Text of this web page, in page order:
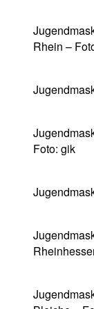
Rhein –
Foto: gik